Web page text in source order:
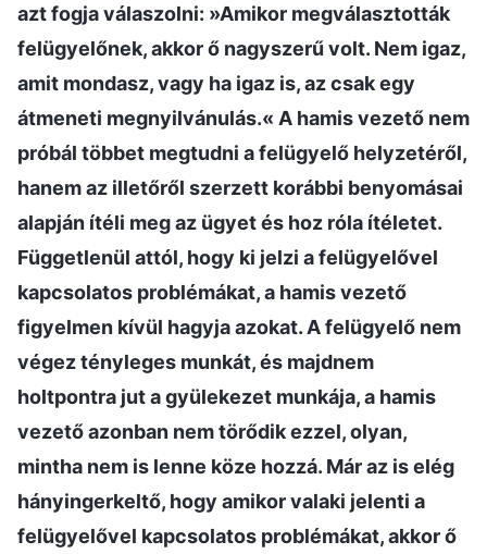
azt fogja válaszolni: »Amikor megválasztották
felügyelőnek, akkor ő nagyszerű volt. Nem igaz,
amit mondasz, vagy ha igaz is, az csak egy
átmeneti megnyilvánulás.« A hamis vezető nem
próbál többet megtudni a felügyelő helyzetéről,
hanem az illetőről szerzett korábbi benyomásai
alapján ítéli meg az ügyet és hoz róla ítéletet.
Függetlenül attól, hogy ki jelzi a felügyelővel
kapcsolatos problémákat, a hamis vezető
figyelmen kívül hagyja azokat. A felügyelő nem
végez tényleges munkát, és majdnem
holtpontra jut a gyülekezet munkája, a hamis
vezető azonban nem törődik ezzel, olyan,
mintha nem is lenne köze hozzá. Már az is elég
hányingerkeltő, hogy amikor valaki jelenti a
felügyelővel kapcsolatos problémákat, akkor ő